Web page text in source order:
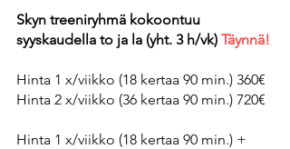
Skyn treeniryhmä kokoontuu
syyskaudella to ja la (yht. 3 h/vk) Täynnä!
Hinta 1 x/viikko (18 kertaa 90 min.) 360€
Hinta 2 x/viikko (36 kertaa 90 min.) 720€
Hinta 1 x/viikko (18 kertaa 90 min.) +